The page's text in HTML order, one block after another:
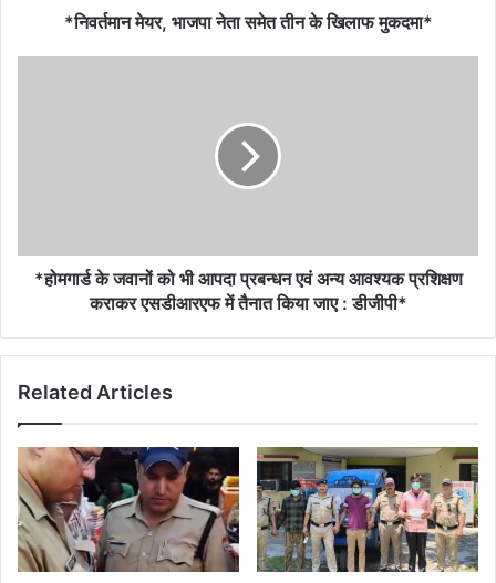
*निवर्तमान मेयर, भाजपा नेता समेत तीन के खिलाफ मुकदमा*
*होमगार्ड के जवानों को भी आपदा प्रबन्धन एवं अन्य आवश्यक प्रशिक्षण
कराकर एसडीआरएफ में तैनात किया जाए : डीजीपी*
Related Articles